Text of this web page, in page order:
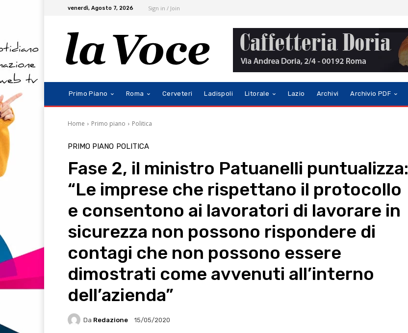
venerdì, Agosto 7, 2026 Sign in / Join
Primo Piano Roma Cerveteri Ladispoli Litorale Lazio Archivi Archivio PDF
Home Primo piano Politica
PRIMO PIANO POLITICA
Fase 2, il ministro Patuanelli puntualizza:
“Le imprese che rispettano il protocollo
e consentono ai lavoratori di lavorare in
sicurezza non possono rispondere di
contagi che non possono essere
dimostrati come avvenuti all’interno
dell’azienda”
Da Redazione 15/05/2020